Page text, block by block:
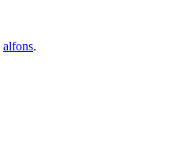
alfons.